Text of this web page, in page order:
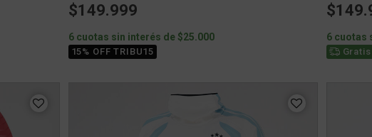
$149.999
6 cuotas sin interés de $25.000
15% OFF TRIBU15
6 cuotas
Gratis